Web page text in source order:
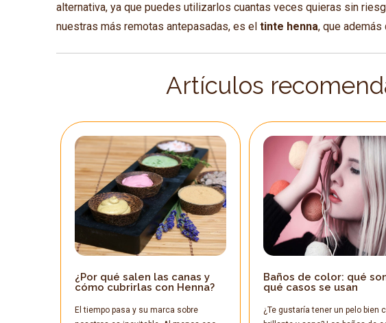
alternativa, ya que puedes utilizarlos cuantas veces quieras sin
nuestras más remotas antepasadas, es eltinte henna, que
Artículos
¿Por qué salen las canas y
cómo cubrirlas con Henna?
El tiempo pasa y su marca sobre
Baños de color: qué
qué casos se usan
¿Te gustaría tener un pelo bien